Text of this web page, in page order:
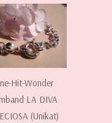
Hit-Wonder
LA DIVA
(Unikat)